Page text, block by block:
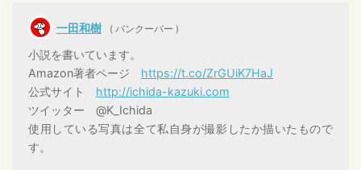
一田和樹 ( バンクーバー )
小説を書いています。
Amazon著者ページ https://t.co/ZrGUiK7HaJ
公式サイト http://ichida-kazuki.com
ツイッター @K_Ichida
使用している写真は全て私自身が撮影したか描いたもので
す。